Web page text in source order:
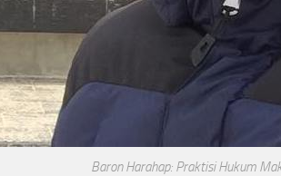
Baron Harahap: Praktisi Hukum